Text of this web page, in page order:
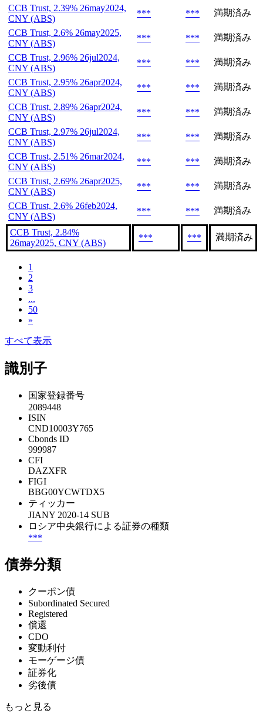
CCB Trust, 2.39% 26may2024,
CNY (ABS)
*** ***
満期済み
CCB Trust, 2.6% 26may2025,
CNY (ABS)
*** ***
満期済み
CCB Trust, 2.96% 26jul2024,
CNY (ABS)
*** ***
満期済み
CCB Trust, 2.95% 26apr2024,
CNY (ABS)
*** ***
満期済み
CCB Trust, 2.89% 26apr2024,
CNY (ABS)
*** ***
満期済み
CCB Trust, 2.97% 26jul2024,
CNY (ABS)
*** ***
満期済み
CCB Trust, 2.51% 26mar2024,
CNY (ABS)
*** ***
満期済み
CCB Trust, 2.69% 26apr2025,
CNY (ABS)
*** ***
満期済み
CCB Trust, 2.6% 26feb2024,
CNY (ABS)
*** *** 満期済み
CCB Trust, 2.84%
26may2025, CNY (ABS)
*** *** 満期済み
1
2
3
...
50
»
すべて表示
識別子
国家登録番号
2089448
ISIN
CND10003Y765
Cbonds ID
999987
CFI
DAZXFR
FIGI
BBG00YCWTDX5
ティッカー
JIANY 2020-14 SUB
ロシア中央銀行による証券の種類
***
債券分類
クーポン債
Subordinated Secured
Registered
償還
CDO
変動利付
モーゲージ債
証券化
劣後債
もっと見る